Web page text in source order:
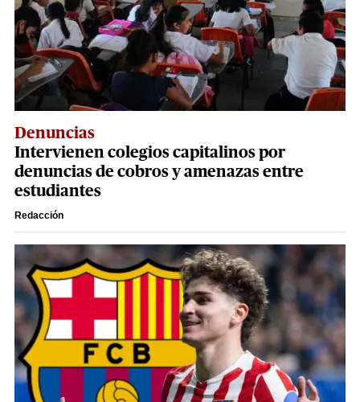
Denuncias
Intervienen colegios capitalinos por
denuncias de cobros y amenazas entre
estudiantes
Redacción